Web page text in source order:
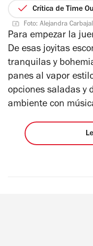
1
Crítica de Time
Foto: Alejandra Carbajal
Para empezar la
De esas joyitas
tranquilas y
panes al vapor
opciones saladas y
ambiente con